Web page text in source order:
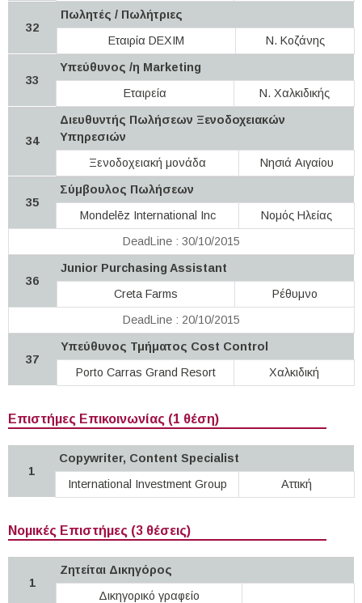
32
Πωλητές / Πωλήτριες
Εταιρία DEXIM
Ν. Κοζάνης
33
Υπεύθυνος /η Marketing
Εταιρεία
Ν. Χαλκιδικής
34
Διευθυντής Πωλήσεων Ξενοδοχειακών
Υπηρεσιών
Ξενοδοχειακή μονάδα
Νησιά Αιγαίου
35
Σύμβουλος Πωλήσεων
Mondelēz International Inc
Νομός Ηλείας
DeadLine : 30/10/2015
36
Junior Purchasing Assistant
Creta Farms
Ρέθυμνο
DeadLine : 20/10/2015
37
Υπεύθυνος Τμήματος Cost Control
Porto Carras Grand Resort
Χαλκιδική
Επιστήμες Επικοινωνίας (1 θέση)
1
Copywriter, Content Specialist
International Investment Group
Αττική
Νομικές Επιστήμες (3 θέσεις)
1
Ζητείται Δικηγόρος
Δικηγορικό γραφείο